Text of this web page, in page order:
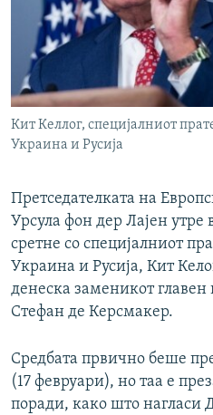
РСЕ веб страници
Кит Келлог, специјалниот
Украина и Русија
Претседателката на
Урсула фон дер Лајен утре
сретне со специјалниот
Украина и Русија, Кит
денеска заменикот главен
Стефан де Керсмакер.
Средбата првично беше
(17 февруари), но таа е
поради, како што нагласи